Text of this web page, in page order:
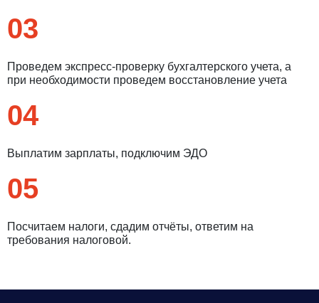
03
Проведем экспресс-проверку бухгалтерского учета, а
при необходимости проведем восстановление учета
04
Выплатим зарплаты, подключим ЭДО
05
Посчитаем налоги, сдадим отчёты, ответим на
требования налоговой.